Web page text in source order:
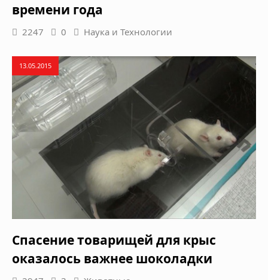
времени года
2247 0 Наука и Технологии
13.05.2015
Спасение товарищей для крыс
оказалось важнее шоколадки